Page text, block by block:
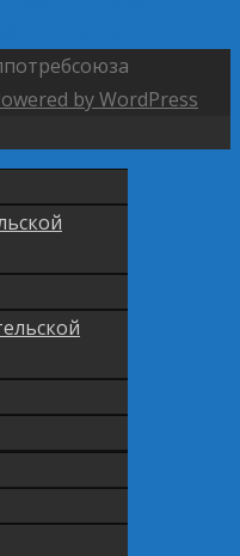
by WordPress